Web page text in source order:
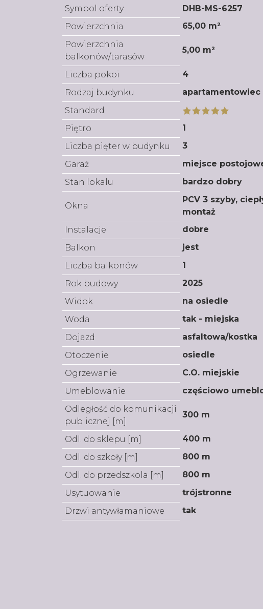
Symbol oferty
DHB-MS-6257
Powierzchnia
65,00 m²
Powierzchnia
balkonów/tarasów
5,00 m²
Liczba pokoi
4
Rodzaj budynku
apartamentowiec
Standard
Piętro
1
Liczba pięter w budynku
3
Garaż
miejsce
Stan lokalu
bardzo dobry
Okna
PCV 3 szyby,
montaż
Instalacje
dobre
Balkon
jest
Liczba balkonów
1
Rok budowy
2025
Widok
na osiedle
Woda
tak - miejska
Dojazd
asfaltowa/kostka
Otoczenie
osiedle
Ogrzewanie
C.O. miejskie
Umeblowanie
częściowo
Odległość do komunikacji
publicznej [m]
300 m
Odl. do sklepu [m]
400 m
Odl. do szkoły [m]
800 m
Odl. do przedszkola [m]
800 m
Usytuowanie
trójstronne
Drzwi antywłamaniowe
tak